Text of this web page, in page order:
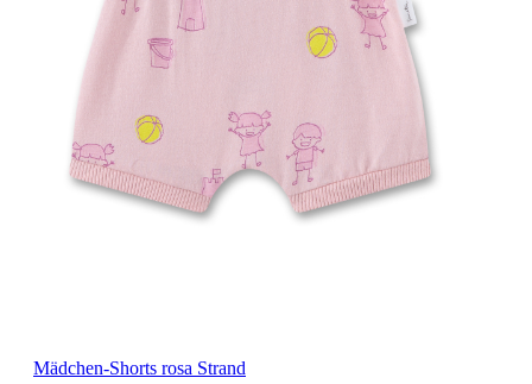
Mädchen-Shorts rosa Strand